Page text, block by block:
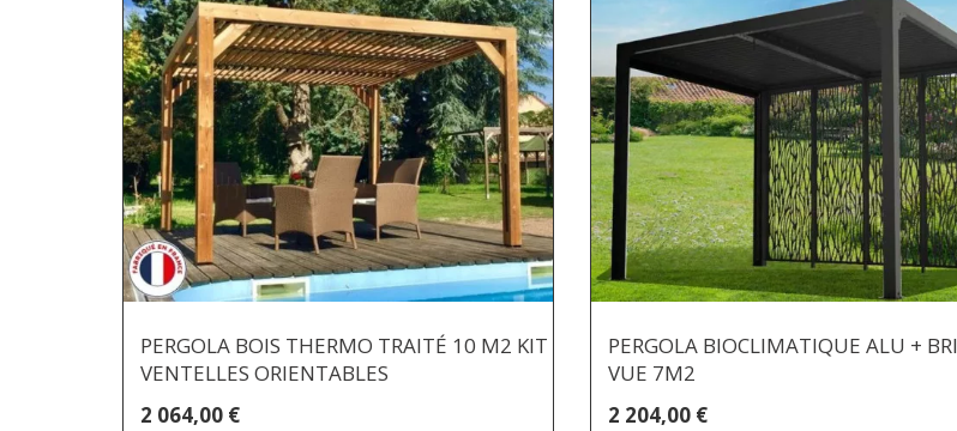
PERGOLA BOIS THERMO TRAITÉ 10 M2 KIT
VENTELLES ORIENTABLES
2 064,00 €
PERGOLA BIOCLIMATIQUE ALU +
VUE 7M2
2 204,00 €